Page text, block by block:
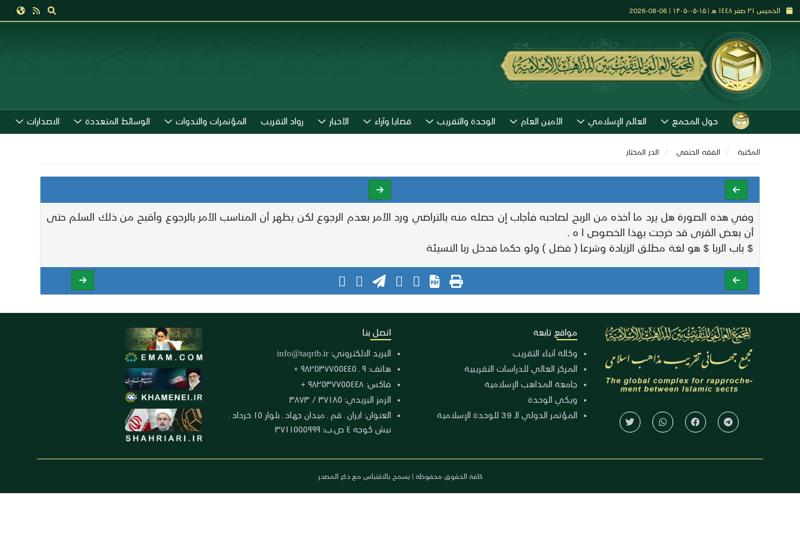
الخميس ٢١ صفر ١٤٤٨ هـ | ۱۵-۰۵-۱۴۰۵ | 06-08-2026
حول المجمع العالم الإسلامي الأمين العام الوحدة والتقريب قضايا وآراء الأخبار رواد التقريب المؤتمرات والندوات الوسائط المتعددة الاصدارات
المكتبة الفقه الحنفي الدر المختار
وفي هذه الصورة هل يرد ما أخذه من الربح لصاحبه فأجاب إن حصله منه بالتراضي ورد الأمر بعدم الرجوع لكن يظهر أن المناسب الأمر بالرجوع وأقبح من ذلك السلم حتى
أن بعض القرى قد خرجت بهذا الخصوص ا ه .
$ باب الربا $ هو لغة مطلق الزيادة وشرعا ( فضل ) ولو حكما فدخل ربا النسيئة
مواقع تابعة
وكالة أنباء التقريب
المركز العالي للدراسات التقريبية
جامعة المذاهب الإسلامية
ويكي الوحدة
المؤتمر الدولي الـ 39 للوحدة الإسلامية
اتصل بنا
البريد الالكتروني: info@taqrib.ir
هاتف: ٩ ـ ٩٨٢٥٣٧٧٥٥٤٤٥ +
فاكس: ٩٨٢٥٣٧٧٥٥٤٤٨ +
الرمز البريدي: ٣٧١٨٥ / ٣٨٧٣
العنوان: ايران ـ قم ـ ميدان جهاد ـ بلوار ١٥ خرداد ـ
نبش كوجه ٤ ص.ب: ٣٧١١٥٥٥٩٩٩
كافة الحقوق محفوظة | يسمح بالاقتباس مع ذكر المصدر